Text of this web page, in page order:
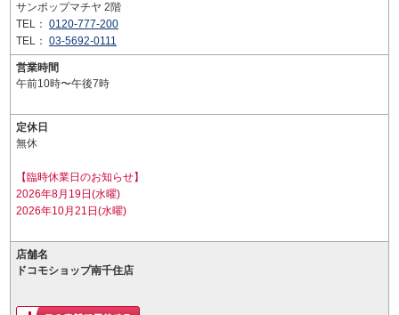
サンポップマチヤ 2階
TEL： 0120-777-200
TEL： 03-5692-0111
営業時間
午前10時〜午後7時
定休日
無休
【臨時休業日のお知らせ】
2026年8月19日(水曜)
2026年10月21日(水曜)
店舗名
ドコモショップ南千住店